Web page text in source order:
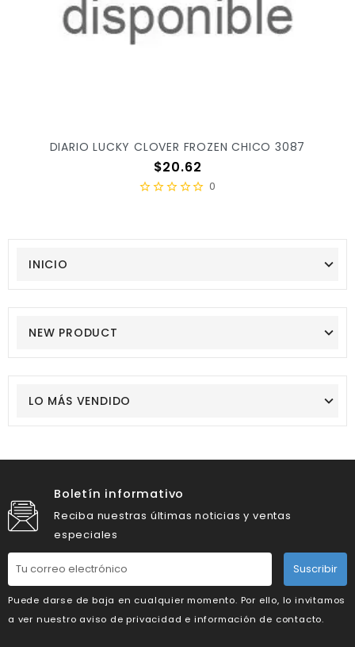
INICIO
NEW PRODUCT
LO MÁS VENDIDO
DIARIO LUCKY CLOVER FROZEN CHICO 3087
Precio
$20.62
0
Boletín informativo
Reciba nuestras últimas noticias y ventas
especiales
Suscribir
Puede darse de baja en cualquier momento. Por ello, lo invitamos
a ver nuestro aviso de privacidad e información de contacto.